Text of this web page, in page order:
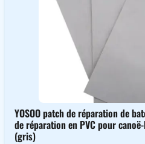
YOSOO patch de réparation de
de réparation en PVC pour
(gris)